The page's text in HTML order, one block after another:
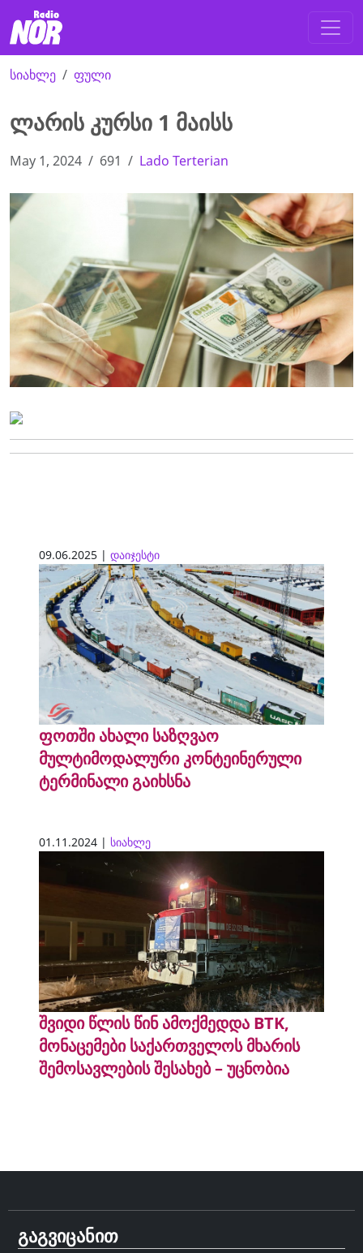
სიახლე ფული
ლარის კურსი 1 მაისს
May 1, 2024 691 Lado Terterian
09.06.2025 | დაიჯესტი
ფოთში ახალი საზღვაო
მულტიმოდალური კონტეინერული
ტერმინალი გაიხსნა
01.11.2024 | სიახლე
შვიდი წლის წინ ამოქმედდა BTK,
მონაცემები საქართველოს მხარის
შემოსავლების შესახებ – უცნობია
გაგვიცანით